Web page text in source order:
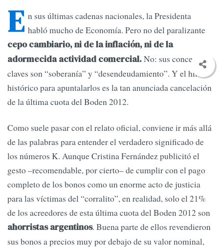
E n sus últimas cadenas nacionales, la Presidenta
habló mucho de Economía. Pero no del paralizante
cepo cambiario, ni de la inflación, ni de la
adormecida actividad comercial.No: sus conceptos
claves son “soberanía” y “desendeudamiento”. Y el hito
histórico para apuntalarlos es la tan anunciada cancelación
de la última cuota del Boden 2012.
Como suele pasar con el relato oficial, conviene ir más allá
de las palabras para entender el verdadero significado de
los números K. Aunque Cristina Fernández publicitó el
gesto –recomendable, por cierto– de cumplir con el pago
completo de los bonos como un enorme acto de justicia
para las víctimas del “corralito”, en realidad, solo el 21%
de los acreedores de esta última cuota del Boden 2012 son
ahorristas argentinos. Buena parte de ellos revendieron
sus bonos a precios muy por debajo de su valor nominal,